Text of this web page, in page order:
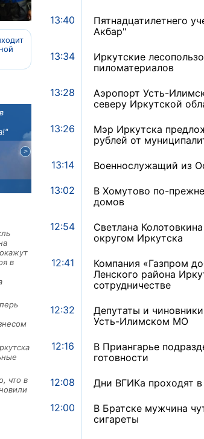
В Иркутске готовят к
библиотеку
5 фото
о
спорта
в
что в
13:40
Пятнадцатилетнего
Акбар"
13:34
Иркутские
пиломатериалов
13:28
Аэропорт Усть-
северу Иркутской
13:26
Мэр Иркутска
рублей от
13:14 Военнослужащий из
13:02
В Хомутово по-
домов
12:54
Светлана
округом Иркутска
12:41
Компания «Газпром
Ленского района
сотрудничестве
12:32
Депутаты и
Усть-Илимском МО
12:16
В Приангарье
готовности
12:08 Дни ВГИКа проходят
12:00
В Братске мужчина
сигареты